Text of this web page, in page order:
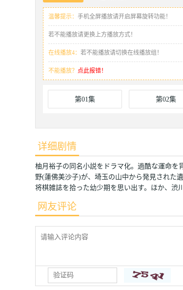
温馨提示： 手机全屏播放请开启屏幕旋转功能！
若不能播放请更换上方播放方式！
在线播放4： 若不能播放请切换在线播放组！
不能播放？ 点此报错！
第01集 第02集
详细剧情
柚月裕子の同名小説をドラマ化。過酷な運命
野(蓮佛美沙子)が、埼玉の山中から発見された
将棋雑誌を拾った幼少期を思い出す。ほか、渋
网友评论